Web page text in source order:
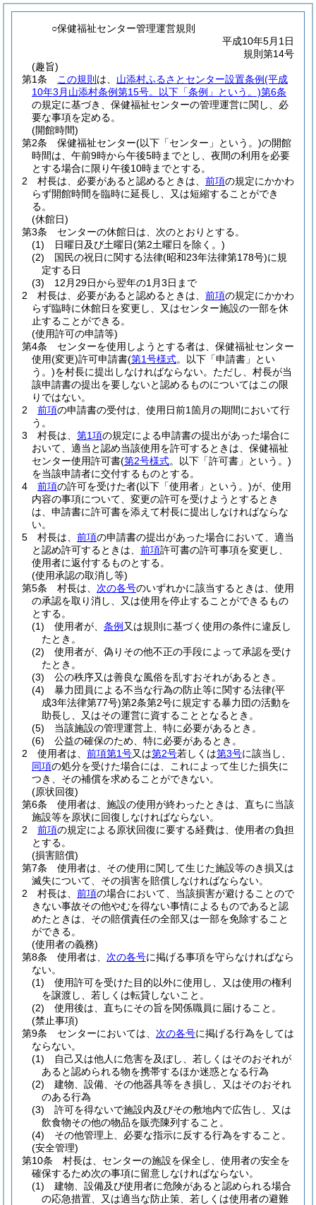
○保健福祉センター管理運営規則
平成10年5月1日
規則第14号
(趣旨)
第1条
この規則 は、 山添村ふるさとセンター設置条例(平成
10年3月山添村条例第15号。以下「条例」という。)第6条
の規定に基づき、保健福祉センターの管理運営に関し、必
要な事項を定める。
(開館時間)
第2条
保健福祉センター(以下「センター」という。)の開館
時間は、午前9時から午後5時までとし、夜間の利用を必要
とする場合に限り午後10時までとする。
2
村長は、必要があると認めるときは、 前項の規定にかかわ
らず開館時間を臨時に延長し、又は短縮することができ
る。
(休館日)
第3条
センターの休館日は、次のとおりとする。
(1)
日曜日及び土曜日(第2土曜日を除く。)
(2)
国民の祝日に関する法律(昭和23年法律第178号)に規
定する日
(3)
12月29日から翌年の1月3日まで
2
村長は、必要があると認めるときは、 前項の規定にかかわ
らず臨時に休館日を変更し、又はセンター施設の一部を休
止することができる。
(使用許可の申請等)
第4条
センターを使用しようとする者は、保健福祉センター
使用(変更)許可申請書(第1号様式。以下「申請書」とい
う。)を村長に提出しなければならない。 ただし、村長が当
該申請書の提出を要しないと認めるものについてはこの限
りではない。
2
前項の申請書の受付は、使用日前1箇月の期間において行
う。
3
村長は、 第1項の規定による申請書の提出があった場合に
おいて、適当と認め当該使用を許可するときは、保健福祉
センター使用許可書(第2号様式。以下「許可書」という。)
を当該申請者に交付するものとする。
4
前項の許可を受けた者(以下「使用者」という。)が、使用
内容の事項について、変更の許可を受けようとするとき
は、申請書に許可書を添えて村長に提出しなければならな
い。
5
村長は、 前項の申請書の提出があった場合において、適当
と認め許可するときは、 前項許可書の許可事項を変更し、
使用者に返付するものとする。
(使用承認の取消し等)
第5条
村長は、 次の各号のいずれかに該当するときは、使用
の承認を取り消し、又は使用を停止することができるもの
とする。
(1)
使用者が、 条例 又は規則に基づく使用の条件に違反し
たとき。
(2)
使用者が、偽りその他不正の手段によって承認を受け
たとき。
(3)
公の秩序又は善良な風俗を乱すおそれがあるとき。
(4)
暴力団員による不当な行為の防止等に関する法律(平
成3年法律第77号)第2条第2号に規定する暴力団の活動を
助長し、又はその運営に資することとなるとき。
(5)
当該施設の管理運営上、特に必要があるとき。
(6)
公益の確保のため、特に必要があるとき。
2
使用者は、 前項第1号又は第2号若しくは第3号に該当し、
同項の処分を受けた場合には、これによって生じた損失に
つき、その補償を求めることができない。
(原状回復)
第6条
使用者は、施設の使用が終わったときは、直ちに当該
施設等を原状に回復しなければならない。
2
前項の規定による原状回復に要する経費は、使用者の負担
とする。
(損害賠償)
第7条
使用者は、その使用に関して生じた施設等のき損又は
滅失について、その損害を賠償しなければならない。
2
村長は、 前項の場合において、当該損害が避けることので
きない事故その他やむを得ない事情によるものであると認
めたときは、その賠償責任の全部又は一部を免除すること
ができる。
(使用者の義務)
第8条
使用者は、 次の各号に掲げる事項を守らなければなら
ない。
(1)
使用許可を受けた目的以外に使用し、又は使用の権利
を譲渡し、若しくは転貸しないこと。
(2)
使用後は、直ちにその旨を関係職員に届けること。
(禁止事項)
第9条
センターにおいては、 次の各号に掲げる行為をしては
ならない。
(1)
自己又は他人に危害を及ぼし、若しくはそのおそれが
あると認められる物を携帯するほか迷惑となる行為
(2)
建物、設備、その他器具等をき損し、又はそのおそれ
のある行為
(3)
許可を得ないで施設内及びその敷地内で広告し、又は
飲食物その他の物品を販売陳列すること。
(4)
その他管理上、必要な指示に反する行為をすること。
(安全管理)
第10条
村長は、センターの施設を保全し、使用者の安全を
確保するため次の事項に留意しなければならない。
(1)
建物、設備及び使用者に危険があると認められる場合
の応急措置、又は適当な防止策、若しくは使用者の避難